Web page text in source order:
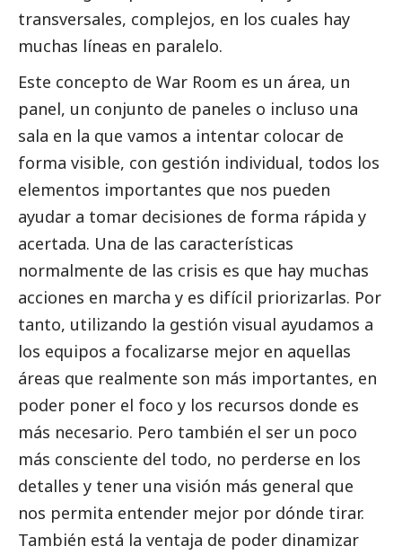
transversales, complejos, en los cuales hay
muchas líneas en paralelo.
Este concepto de War Room es un área, un
panel, un conjunto de paneles o incluso una
sala en la que vamos a intentar colocar de
forma visible, con gestión individual, todos los
elementos importantes que nos pueden
ayudar a tomar decisiones de forma rápida y
acertada. Una de las características
normalmente de las crisis es que hay muchas
acciones en marcha y es difícil priorizarlas. Por
tanto, utilizando la gestión visual ayudamos a
los equipos a focalizarse mejor en aquellas
áreas que realmente son más importantes, en
poder poner el foco y los recursos donde es
más necesario. Pero también el ser un poco
más consciente del todo, no perderse en los
detalles y tener una visión más general que
nos permita entender mejor por dónde tirar.
También está la ventaja de poder dinamizar